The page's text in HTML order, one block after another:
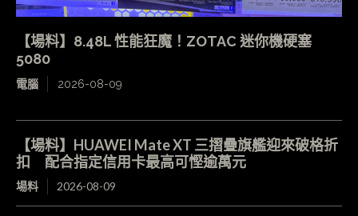
【場料】8.48L 性能狂魔！ZOTAC 迷你機硬塞
5080
電腦 2026-08-09
【場料】HUAWEI Mate XT 三摺疊旗艦迎來破格折
扣 配合指定信用卡最高可慳逾萬元
場料 2026-08-09